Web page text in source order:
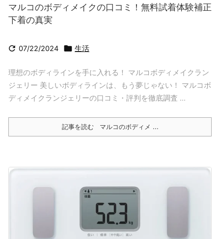
マルコのボディメイクの口コミ！無料試着体験補正
下着の真実
 07/22/2024  生活
理想のボディラインを手に入れる！ マルコボディメイクラン
ジェリー 美しいボディラインは、もう夢じゃない！ マルコボ
ディメイクランジェリーの口コミ・評判を徹底調査 ...
記事を読む マルコのボディメ ...